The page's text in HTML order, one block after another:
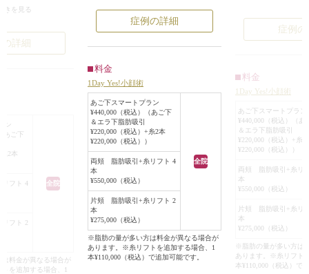
タリアンリフト6
たつき感がすっき
なっているのがお
ンが引き締まり小
す。
きを見る
詳細
ン
あご下
糸2本
全院
フト 4
フト 2
料金が異なる場合が
を追加する場合、1
施術当日は腫れが見られましたが翌
日にはほぼ治まりました。
顎下からフェイスラインのもたつき
症例の詳細
料金
1Day Yes!小顔術
あご下スマートプラン
¥440,000（税込）（あご下
＆エラ下脂肪吸引
¥220,000（税込）+糸2本
¥220,000（税込））
全院
両頬 脂肪吸引+糸リフト 4
本
¥550,000（税込）
片頬 脂肪吸引+糸リフト 2
本
¥275,000（税込）
※脂肪の量が多い方は料金が異なる場合が
あります。※糸リフトを追加する場合、1
本¥110,000（税込）で追加可能です。
分かります。
症例
料金
1Day Yes!小顔術
あご下スマートプラン
¥440,000（税込）（あ
＆エラ下脂肪吸引
¥220,000（税込）+
¥220,000（税込））
両頬 脂肪吸引+糸リ
本
¥550,000（税込）
片頬 脂肪吸引+糸リ
本
¥275,000（税込）
※脂肪の量が多い方は
あります。※糸リフト
本¥110,000（税込）で